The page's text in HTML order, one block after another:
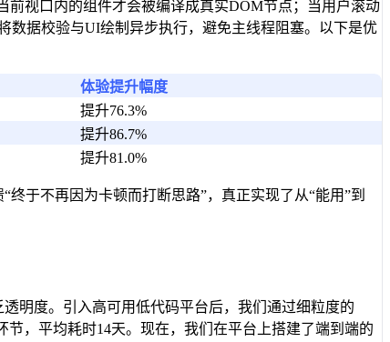
视口内的组件才会被编译成真实DOM节点；当用户滚动
数据校验与UI绘制异步执行，避免主线程阻塞。以下是优
体验提升幅度
提升76.3%
提升86.7%
提升81.0%
于不再因为卡顿而打断思路”，真正实现了从“能用”到
明度。引入高可用低代码平台后，我们通过细粒度的
，平均耗时14天。现在，我们在平台上搭建了端到端的